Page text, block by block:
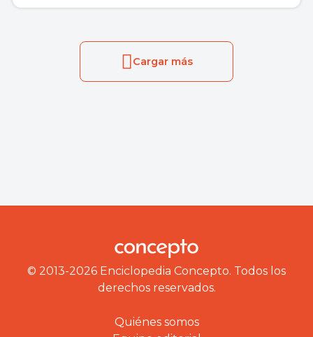
Cargar más
© 2013-2026 Enciclopedia Concepto. Todos los
derechos reservados.
Quiénes somos